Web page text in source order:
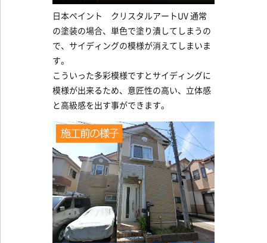
日本ペイント クリスタルアートUV 通常
の塗装の場合、単色で塗り潰してしまうの
で、サイディングの模様が消えてしまいま
す。
こういった多彩模様ですとサイディングに
模様が出来るため、意匠性の高い、立体感
と高級感を出す事ができます。